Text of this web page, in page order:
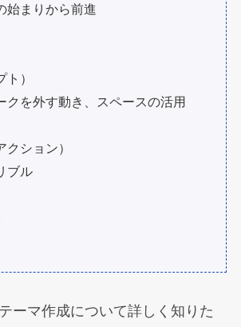
始まりから前進
ト）
クを外す動き、スペースの活用
クション）
ブル
ーマ作成について詳しく知りた